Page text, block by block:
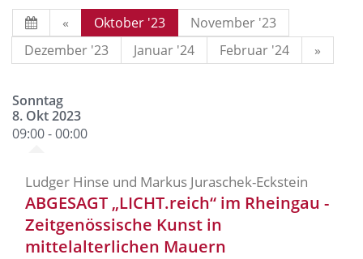
« Oktober '23
November '23
Dezember '23
Januar '24 Februar '24 »
Sonntag
8. Okt 2023
09:00 - 00:00
Ludger Hinse und Markus Juraschek-Eckstein
ABGESAGT „LICHT.reich“ im Rheingau -
Zeitgenössische Kunst in
mittelalterlichen Mauern